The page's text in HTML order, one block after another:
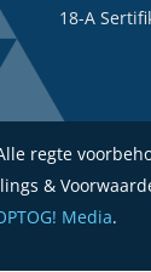
18-A
regte
&
Media.